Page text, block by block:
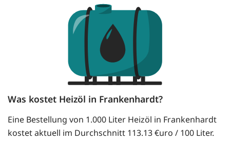
Was kostet Heizöl in Frankenhardt?
Eine Bestellung von 1.000 Liter Heizöl in Frankenhardt
kostet aktuell im Durchschnitt 113.13 €uro / 100 Liter.